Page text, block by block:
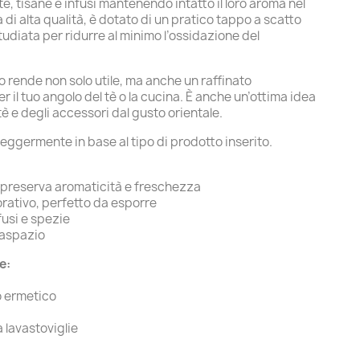
tisane e infusi mantenendo intatto il loro aroma nel
di alta qualità, è dotato di un pratico tappo a scatto
per ridurre al minimo l’ossidazione del
rende non solo utile, ma anche un raffinato
il tuo angolo del tè o la cucina. È anche un’ottima idea
e degli accessori dal gusto orientale.
in base al tipo di prodotto inserito.
aromaticità e freschezza
perfetto da esporre
e spezie
ermetico
lavastoviglie